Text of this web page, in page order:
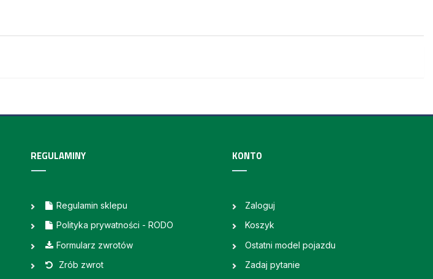
REGULAMINY
Regulamin sklepu
Polityka prywatności - RODO
Formularz zwrotów
Zrób zwrot
KONTO
Zaloguj
Koszyk
Ostatni model pojazdu
Zadaj pytanie